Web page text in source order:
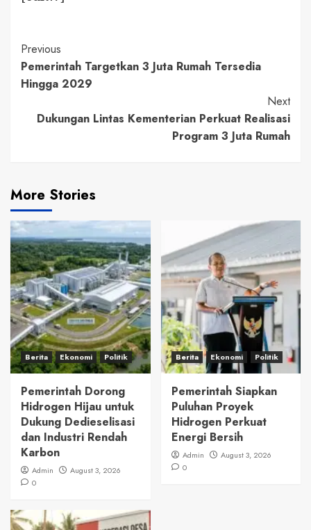
Continue
Reading
Previous
Pemerintah Targetkan 3 Juta Rumah Tersedia
Hingga 2029
Next
Dukungan Lintas Kementerian Perkuat Realisasi
Program 3 Juta Rumah
More Stories
Berita Ekonomi Politik
Pemerintah Dorong
Hidrogen Hijau untuk
Dukung Dedieselisasi
dan Industri Rendah
Karbon
Admin
August 3, 2026
0
Berita Ekonomi Politik
Pemerintah Siapkan
Puluhan Proyek
Hidrogen Perkuat
Energi Bersih
Admin
August 3, 2026
0